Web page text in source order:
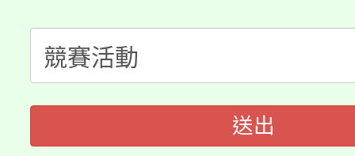
半價優惠，詳情可洽有
者。
份教師增能研習
份教師研習
淨零綠生活教案入校路
會
程
送出